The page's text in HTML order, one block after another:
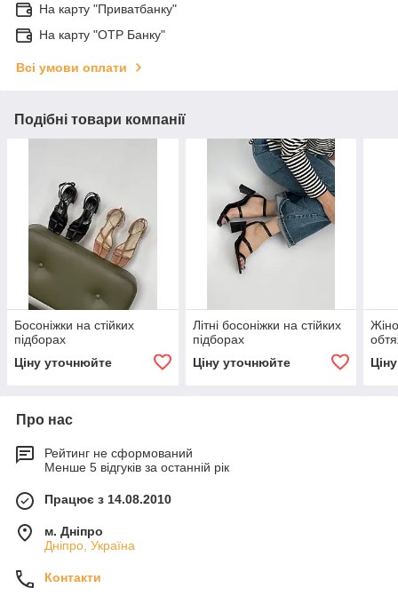
На карту "Приватбанку"
На карту "OTP Банку"
Всі умови оплати
Подібні товари компанії
Босоніжки на стійких
підборах
Ціну уточнюйте
Літні босоніжки на стійких
підборах
Ціну уточнюйте
Про нас
Рейтинг не сформований
Менше 5 відгуків за останній рік
Працює з 14.08.2010
м. Дніпро
Дніпро, Україна
Контакти